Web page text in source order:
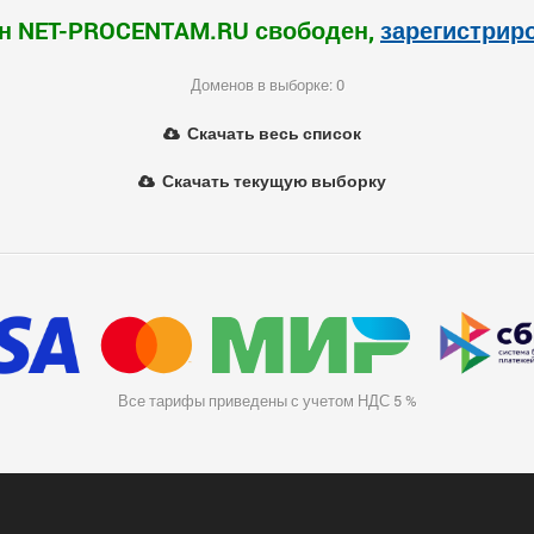
NET-PROCENTAM.RU свободен,
Доменов в выборке: 0
Скачать весь список
Скачать текущую выборку
Все тарифы приведены с учетом НДС 5 %